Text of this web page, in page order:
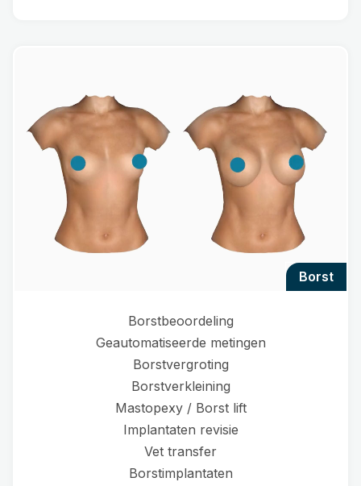
borst
Borstbeoordeling
Geautomatiseerde metingen
Borstvergroting
Borstverkleining
Mastopexy / Borst lift
Implantaten revisie
Vet transfer
Borstimplantaten